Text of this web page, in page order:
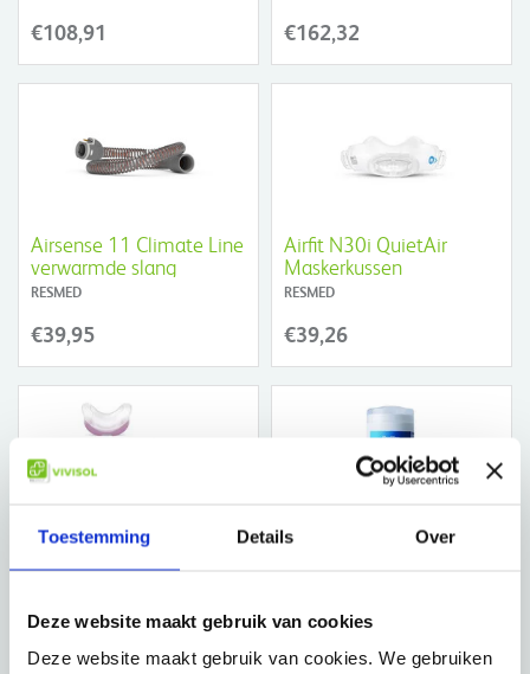
Toestemming Details Over
Deze website maakt gebruik van cookies
Deze website maakt gebruik van cookies. We gebruiken
€108,91 €162,32
Airsense 11 Climate Line
verwarmde slang
RESMED
€39,95
Airfit N30i QuietAir
Maskerkussen
RESMED
€39,26
AirFit N30 Maskerkussen
RESMED
€45,15
ResMed CPAP masker
€23,86